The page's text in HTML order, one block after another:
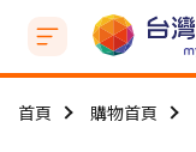
首頁 購物首頁